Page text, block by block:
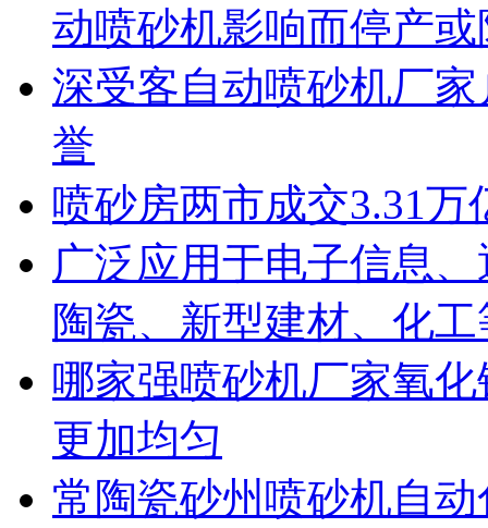
动喷砂机影响而停产
深受客自动喷砂机厂
誉
喷砂房两市成交3.31万
广泛应用于电子信息
陶瓷、新型建材、化
哪家强喷砂机厂家氧
更加均匀
常陶瓷砂州喷砂机自